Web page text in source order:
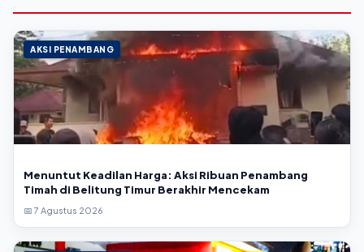
AKSI PENAMBANG
Menuntut Keadilan Harga: Aksi Ribuan Penambang
Timah di Belitung Timur Berakhir Mencekam
📅 7 Agustus 2026